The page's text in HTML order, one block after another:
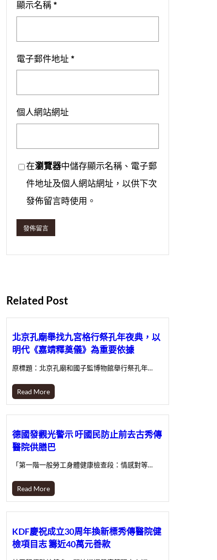
顯示名稱 *
電子郵件地址 *
個人網站網址
在瀏覽器中儲存顯示名稱、電子郵
件地址及個人網站網址，以供下次
發佈留言時使用。
Related Post
北京孔廟舉找九宮格行祭孔年夜典，以
明代《嘉靖釋奠儀》為重要依據
原標題：北京孔廟和國子監博物館舉行祭孔年…
Read More
德國發觀光警示 吁國民防止前去古秀傳
醫院供膳巴
「第一階一般勞工身體健康檢查段：情感對等…
Read More
KDF慶祝成立30周年換新標秀傳醫院健
檢項目志 籌近40萬元善款